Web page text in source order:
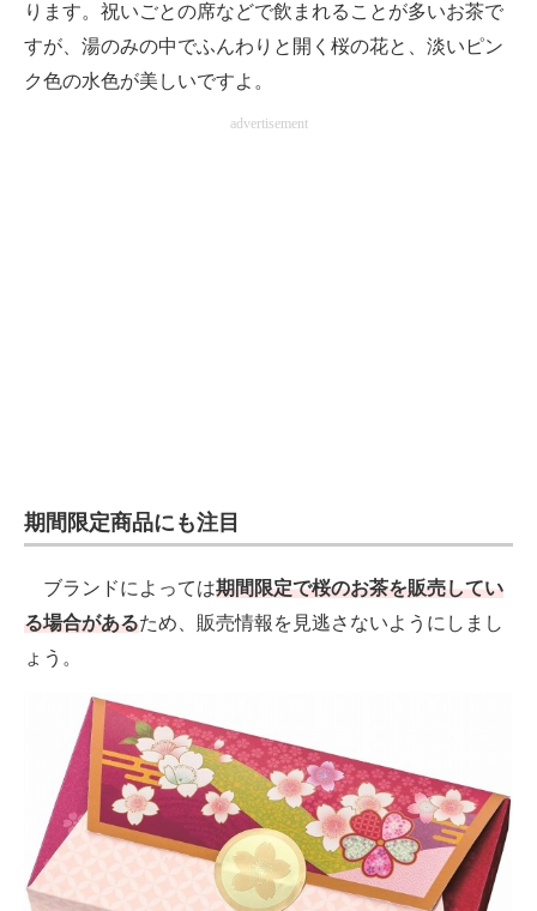
ります。祝いごとの席などで飲まれることが多いお茶で
すが、湯のみの中でふんわりと開く桜の花と、淡いピン
ク色の水色が美しいですよ。
advertisement
期間限定商品にも注目
ブランドによっては期間限定で桜のお茶を販売してい
る場合があるため、販売情報を見逃さないようにしまし
ょう。